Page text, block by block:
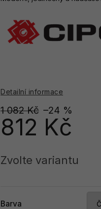
1 082 Kč –24 %
812 Kč
cena:
Zvolte variantu
Barva
Detailní informace